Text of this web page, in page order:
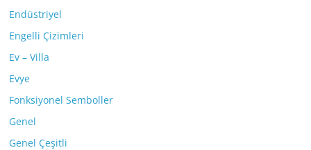
Endüstriyel
Engelli Çizimleri
Ev – Villa
Evye
Fonksiyonel Semboller
Genel
Genel Çeşitli